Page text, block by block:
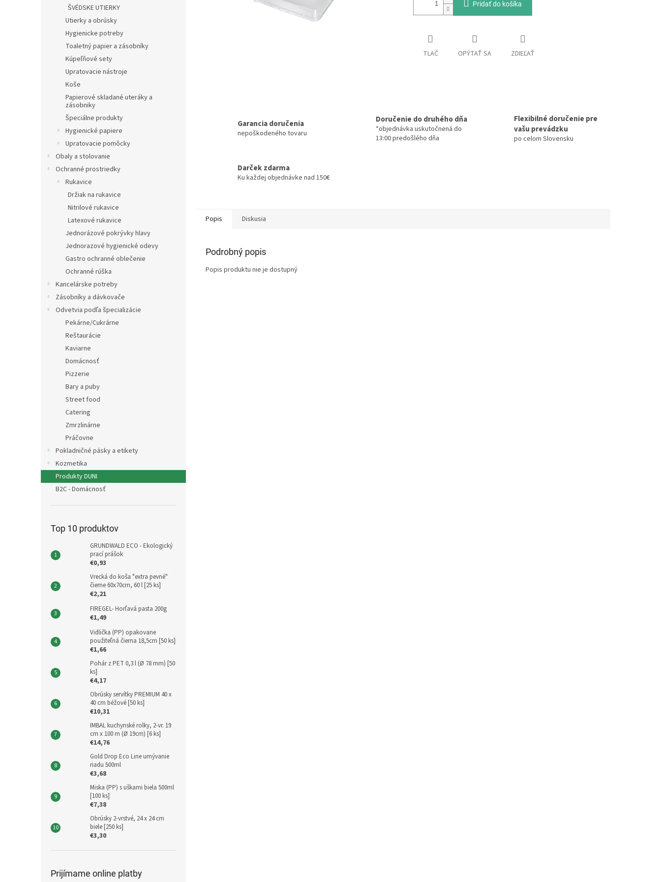
ŠVÉDSKE UTIERKY
Utierky a obrúsky
Hygienicke potreby
Toaletný papier a zásobníky
Kúpeľňové sety
Upratovacie nástroje
Koše
Papierové skladané uteráky a
zásobniky
Špeciálne produkty
Hygienické papiere
Upratovacie pomôcky
Obaly a stolovanie
Ochranné prostriedky
Rukavice
Držiak na rukavice
Nitrilové rukavice
Latexové rukavice
Jednorázové pokrývky hlavy
Jednorazové hygienické odevy
Gastro ochranné oblečenie
Ochranné rúška
Kancelárske potreby
Zásobníky a dávkovače
Odvetvia podľa špecializácie
Pekárne/Cukrárne
Reštaurácie
Kaviarne
Domácnosť
Pizzerie
Bary a puby
Street food
Catering
Zmrzlinárne
Práčovne
Pokladničné pásky a etikety
Kozmetika
Produkty DUNI
B2C - Domácnosť
Top 10 produktov
GRUNDWALD ECO - Ekologický
prací prášok
€0,93
Vrecká do koša "extra pevné"
čierne 60x70cm, 60 l [25 ks]
€2,21
FIREGEL- Horľavá pasta 200g
€1,49
Vidlička (PP) opakovane
použiteľná čierna 18,5cm [50 ks]
€1,66
Pohár z PET 0,3 l (Ø 78 mm) [50
ks]
€4,17
Obrúsky servítky PREMIUM 40 x
40 cm béžové [50 ks]
€10,31
IMBAL kuchynské rolky, 2-vr. 19
cm x 100 m (Ø 19cm) [6 ks]
€14,76
Gold Drop Eco Line umývanie
riadu 500ml
€3,68
Miska (PP) s uškami biela 500ml
[100 ks]
€7,38
Obrúsky 2-vrstvé, 24 x 24 cm
biele [250 ks]
€3,30
Prijímame online platby
Pridať do košíka
TLAČ OPÝTAŤ SA ZDIEĽAŤ
Garancia doručenia
nepoškodeného tovaru
Doručenie do druhého dňa
*objednávka uskutočnená do
13:00 predošlého dňa
Flexibilné doručenie pre
vašu prevádzku
po celom Slovensku
Darček zdarma
Ku každej objednávke nad 150€
Popis Diskusia
Podrobný popis
Popis produktu nie je dostupný